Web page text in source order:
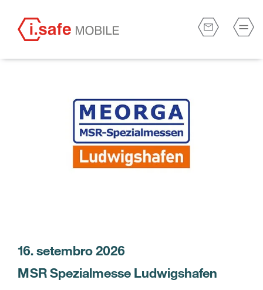
16. setembro 2026
MSR Spezialmesse Ludwigshafen